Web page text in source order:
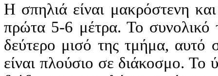
Η σπηλιά είναι μακρόστενη
πρώτα 5-6 μέτρα. Το συνολικό
δεύτερο μισό της τμήμα, αυτό
είναι πλούσιο σε διάκοσμο. Το